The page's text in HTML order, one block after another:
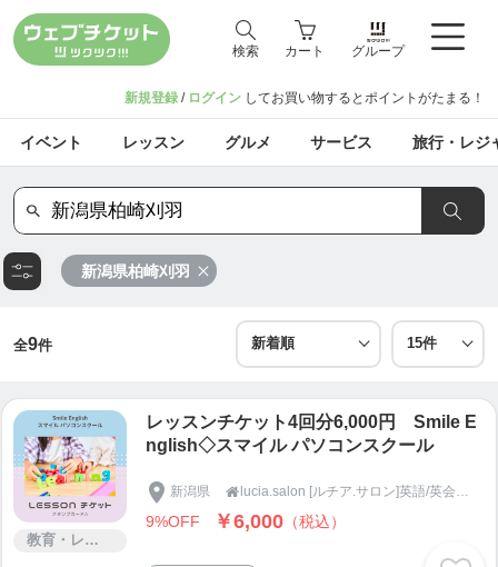
検索 カート グループ
新規登録 / ログイン してお買い物するとポイントがたまる！
イベント レッスン グルメ サービス 旅行・レジ
新潟県柏崎刈羽
全9件
教育・レッスン・講習
レッスンチケット4回分6,000円 Smile E
nglish◇スマイル パソコンスクール
新潟県  lucia.salon [ルチア.サロン]英語/英会話/パソコンスクール
9%OFF ￥6,000 （税込）